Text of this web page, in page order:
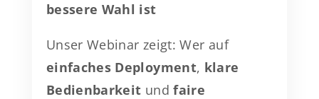
bessere Wahl ist
Unser Webinar zeigt: Wer auf
einfaches Deployment, klare
Bedienbarkeit undfaire